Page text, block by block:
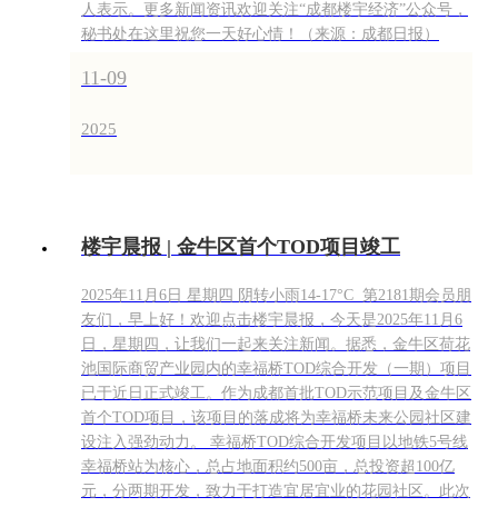
人表示。更多新闻资讯欢迎关注“成都楼宇经济”公众号，
秘书处在这里祝您一天好心情！（来源：成都日报）
11-09
2025
楼宇晨报 | 金牛区首个TOD项目竣工
2025年11月6日 星期四 阴转小雨14-17°C 第2181期会员朋
友们，早上好！欢迎点击楼宇晨报，今天是2025年11月6
日，星期四，让我们一起来关注新闻。据悉，金牛区荷花
池国际商贸产业园内的幸福桥TOD综合开发（一期）项目
已于近日正式竣工。作为成都首批TOD示范项目及金牛区
首个TOD项目，该项目的落成将为幸福桥未来公园社区建
设注入强劲动力。 幸福桥TOD综合开发项目以地铁5号线
幸福桥站为核心，总占地面积约500亩，总投资超100亿
元，分两期开发，致力于打造宜居宜业的花园社区。此次